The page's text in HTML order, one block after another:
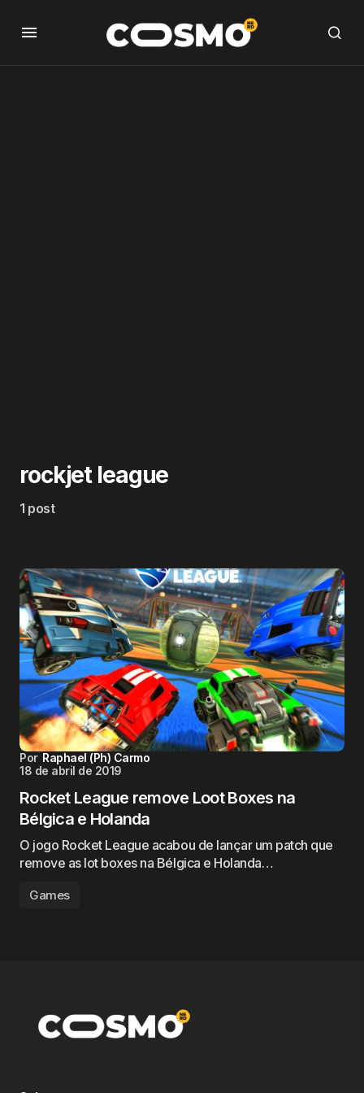
rockjet league
1 post
Por Raphael (Ph) Carmo
18 de abril de 2019
Rocket League remove Loot Boxes na
Bélgica e Holanda
O jogo Rocket League acabou de lançar um patch que
remove as lot boxes na Bélgica e Holanda…
Games